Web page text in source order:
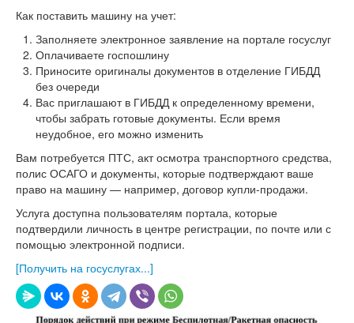
Как поставить машину на учет:
Заполняете электронное заявление на портале госуслуг
Оплачиваете госпошлину
Приносите оригиналы документов в отделение ГИБДД
без очереди
Вас приглашают в ГИБДД к определенному времени,
чтобы забрать готовые документы. Если время
неудобное, его можно изменить
Вам потребуется ПТС, акт осмотра транспортного средства,
полис ОСАГО и документы, которые подтверждают ваше
право на машину — например, договор купли-продажи.
Услуга доступна пользователям портала, которые
подтвердили личность в центре регистрации, по почте или с
помощью электронной подписи.
[Получить на госуслугах...]